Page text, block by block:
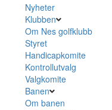
Nyheter
Klubben
Om Nes golfklubb
Styret
Handicapkomite
Kontrollutvalg
Valgkomite
Banen
Om banen